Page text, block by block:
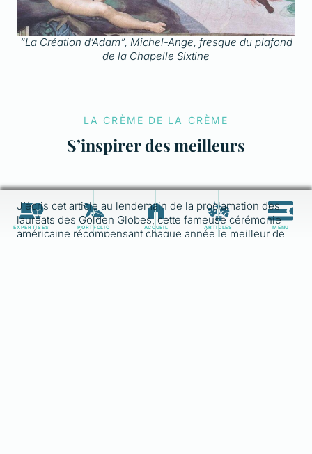
EXPERTISES PORTFOLIO ACCUEIL ARTICLES MENU
“La Création d’Adam”, Michel-Ange, fresque du plafond
de la Chapelle Sixtine
LA CRÈME DE LA CRÈME
S’inspirer des meilleurs
J’écris cet article au lendemain de la proclamation des
lauréats des Golden Globes, cette fameuse cérémonie
américaine récompensant chaque année le meilleur de